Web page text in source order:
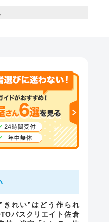
きれい”はどう作られ
バスクリエイト佐倉